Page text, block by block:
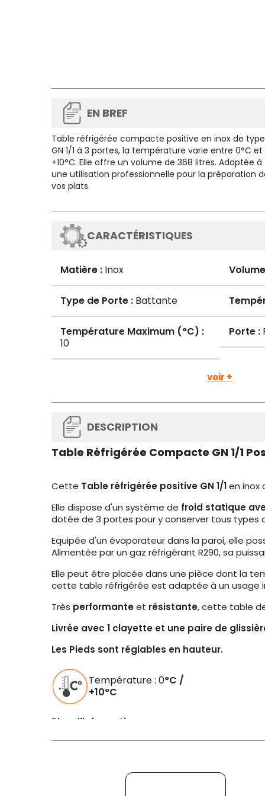
EN BREF
Table réfrigérée compacte positive en inox de type
GN 1/1 à 3 portes, la température varie entre 0°C et
+10°C. Elle offre un volume de 368 litres. Adaptée à
une utilisation professionnelle pour la préparation
vos plats.
CARACTÉRISTIQUES
Matière : Inox
Type de Porte : Battante
Température Maximum (°C) :
10
Porte :
voir +
DESCRIPTION
Table Réfrigérée Compacte GN 1/1
Cette Table réfrigérée positive GN 1/1en inox
Elle dispose d'un système de froid statique
dotée de 3 portes pour y conserver tous types
Equipée d'un évaporateur dans la paroi, elle
Alimentée par un gaz réfrigérant R290, sa
Elle peut être placée dans une pièce dont la
cette table réfrigérée est adaptée à un usage
Très performanteet résistante, cette table
Livrée avec 1 clayette et une paire de
Les Pieds sont réglables en hauteur.
Température : 0°C /
+10°C
Plus d'informations :
Gaz réfrigérant R290
Température ambiante d'utilisation :